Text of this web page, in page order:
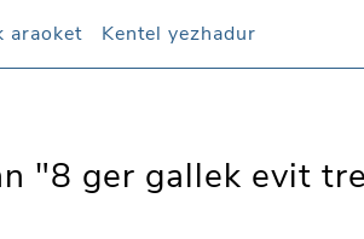
araoket Kentel yezhadur
"8 ger gallek evit